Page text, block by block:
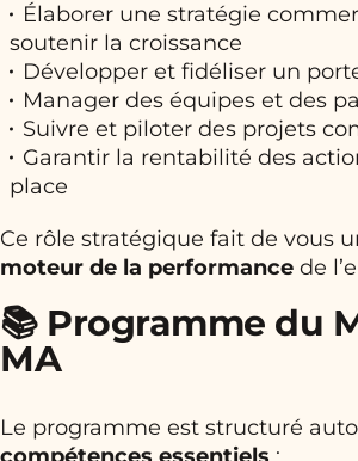
Élaborer une stratégie
soutenir la croissance
Développer et fidéliser un
Manager des équipes et des
Suivre et piloter des projets
Garantir la rentabilité des
place
Ce rôle stratégique fait de vous
moteur de la performance de
📚 Programme du
MA
Le programme est structuré